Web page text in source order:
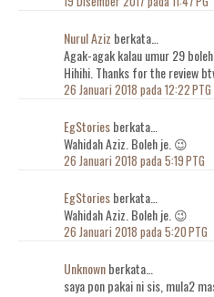
Nurul Aziz berkata…
Agak-agak kalau umur 29
Hihihi. Thanks for the review
26 Januari 2018 pada 12:22 PTG
EgStoriesberkata…
Wahidah Aziz. Boleh je. 😉
26 Januari 2018 pada 5:19 PTG
EgStoriesberkata…
Wahidah Aziz. Boleh je. 😉
26 Januari 2018 pada 5:20 PTG
Unknownberkata…
saya pon pakai ni sis, mula2